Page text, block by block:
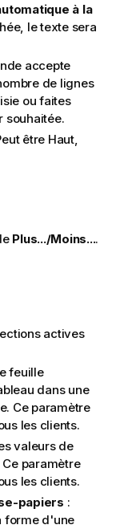
à la
le texte sera
accepte
de lignes
ou faites
souhaitée.
être Haut,
Plus.../Moins....
actives
feuille
dans une
Ce paramètre
les clients.
valeurs de
paramètre
les clients.
papiers :
forme d'une